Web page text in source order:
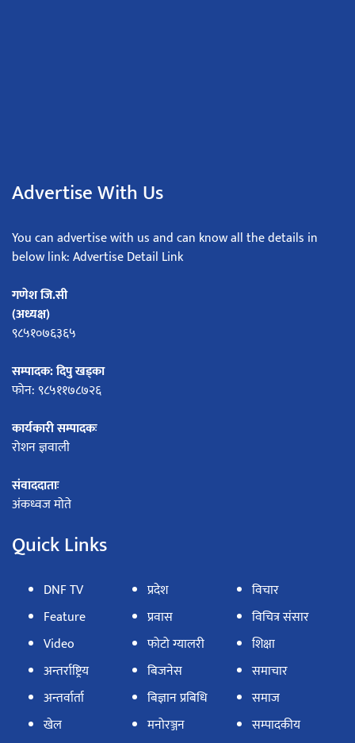
Advertise With Us
You can advertise with us and can know all the details in
below link: Advertise Detail Link
गणेश जि.सी
(अध्यक्ष)
९८५१०७६३६५
सम्पादक: दिपु खड्का
फोन: ९८५११७८७२६
कार्यकारी सम्पादकः
रोशन ज्ञवाली
संवाददाताः
अंकध्वज मोते
Quick Links
DNF TV
Feature
Video
अन्तर्राष्ट्रिय
अन्तर्वार्ता
खेल
प्रदेश
प्रवास
फोटो ग्यालरी
बिजनेस
बिज्ञान प्रबिधि
मनोरञ्जन
विचार
विचित्र संसार
शिक्षा
समाचार
समाज
सम्पादकीय